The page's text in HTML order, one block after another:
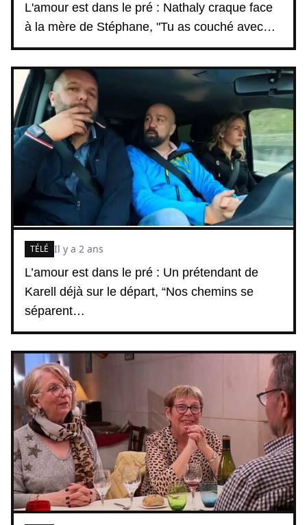
L'amour est dans le pré : Nathaly craque face
à la mère de Stéphane, "Tu as couché avec…
L’amour est dans le pré : Un prétendant de
Karell déjà sur le départ, “Nos chemins se
séparent…
TÉLÉ Il y a 2 ans